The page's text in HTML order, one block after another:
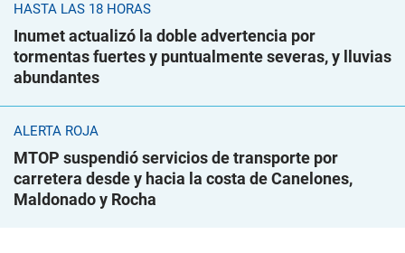
HASTA LAS 18 HORAS
Inumet actualizó la doble advertencia por
tormentas fuertes y puntualmente severas, y lluvias
abundantes
ALERTA ROJA
MTOP suspendió servicios de transporte por
carretera desde y hacia la costa de Canelones,
Maldonado y Rocha